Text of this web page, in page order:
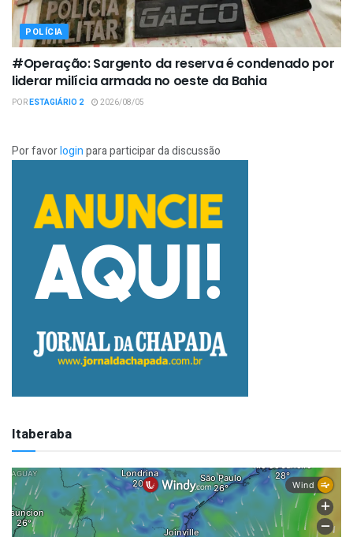
POLÍCIA
#Operação: Sargento da reserva é condenado por
liderar milícia armada no oeste da Bahia
PORESTAGIÁRIO 2 2026/08/05
Por favorloginpara participar da discussão
Itaberaba